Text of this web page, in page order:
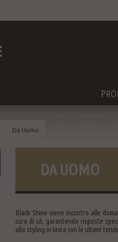
Da Uomo
DA UOMO
Black Shine viene incontro alle
cura di sè, garantendo risposte
allo styling in linea con le ultime